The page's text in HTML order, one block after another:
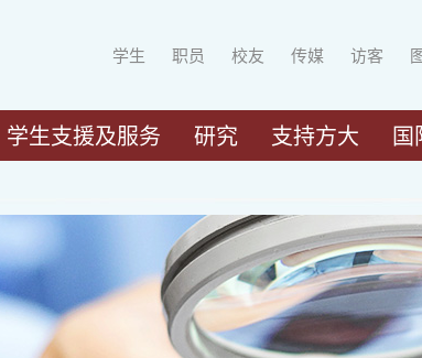
学生 职员 校友 传媒 访客
学生支援及服务 研究 支持方大 国